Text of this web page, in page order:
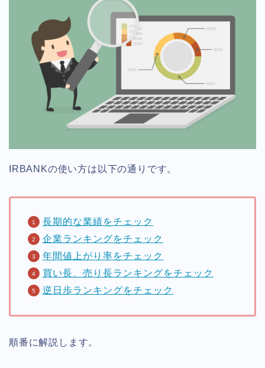
IRBANKの使い方は以下の通りです。
長期的な業績をチェック
企業ランキングをチェック
年間値上がり率をチェック
買い長、売り長ランキングをチェック
逆日歩ランキングをチェック
順番に解説します。